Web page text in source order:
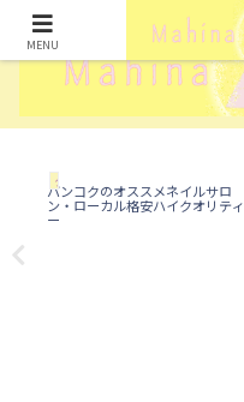
タイ
バンコクのオススメネイルサロ
ン・ローカル格安ハイクオリティ
ー
MENU